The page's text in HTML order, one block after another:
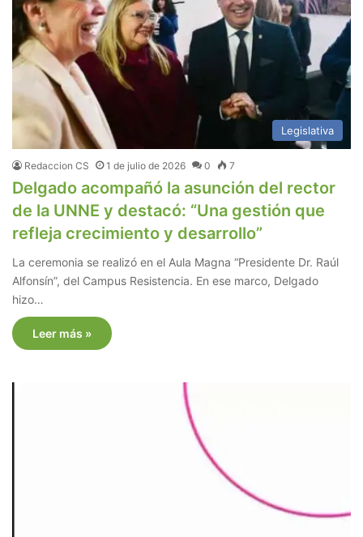
Legislativa
Redaccion CS 1 de julio de 2026 0 7
Delgado acompañó la asunción del rector
de la UNNE y destacó: “Una gestión que
refleja crecimiento y desarrollo”
La ceremonia se realizó en el Aula Magna “Presidente Dr. Raúl
Alfonsín”, del Campus Resistencia. En ese marco, Delgado
hizo…
Leer más »